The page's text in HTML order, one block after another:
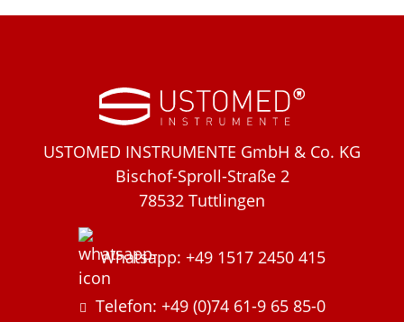
USTOMED INSTRUMENTE GmbH & Co. KG
Bischof-Sproll-Straße 2
78532 Tuttlingen
Whatsapp: +49 1517 2450 415
Telefon: +49 (0)74 61-9 65 85-0